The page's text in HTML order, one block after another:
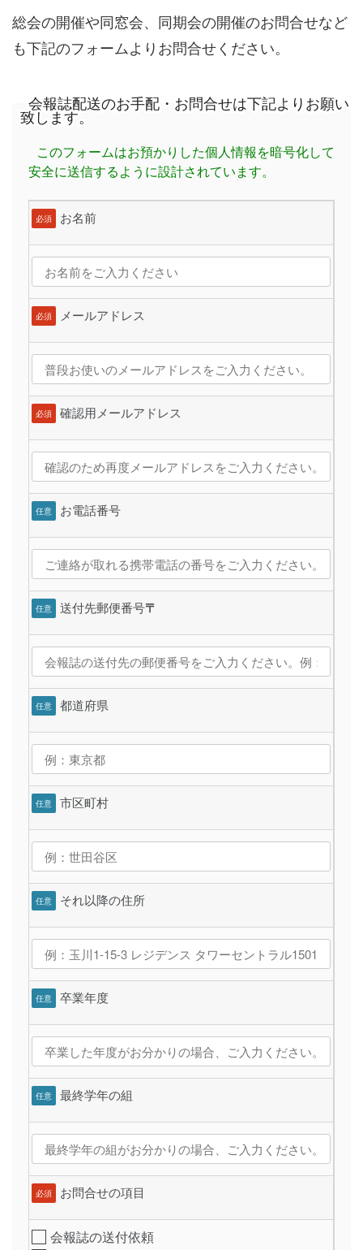
総会の開催や同窓会、同期会の開催のお問合せなど
も下記のフォームよりお問合せください。
会報誌配送のお手配・お問合せは下記よりお願い
致します。
このフォームはお預かりした個人情報を暗号化して
安全に送信するように設計されています。
必須 お名前
必須 メールアドレス
必須 確認用メールアドレス
任意 お電話番号
任意 送付先郵便番号〒
任意 都道府県
任意 市区町村
任意 それ以降の住所
任意 卒業年度
任意 最終学年の組
必須 お問合せの項目
会報誌の送付依頼